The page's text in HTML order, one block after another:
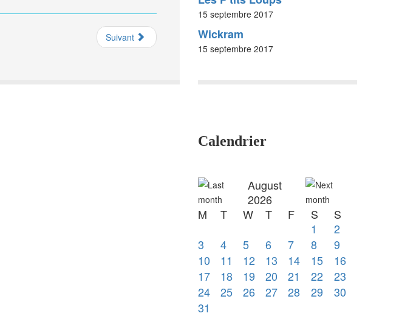
Suivant
15 septembre 2017
Wickram
15 septembre 2017
Calendrier
August
2026
M
T W T F S
S
1
2
3
4 5 6 7 8
9
10
11 12 13 14 15
16
17
18 19 20 21 22
23
24
25 26 27 28 29
30
31